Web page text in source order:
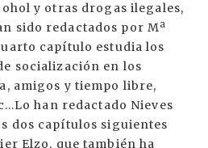
y otras drogas ilegales,
sido redactados por Mª
capítulo estudia los
socialización en los
amigos y tiempo libre,
han redactado Nieves
dos capítulos siguientes
Elzo, que también ha